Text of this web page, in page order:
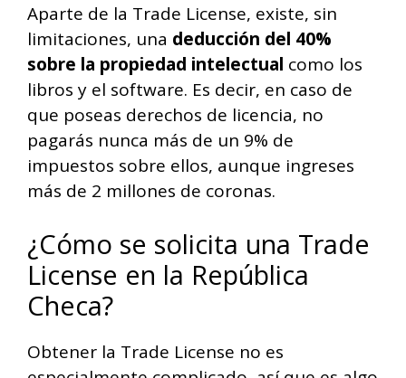
Aparte de la Trade License, existe, sin
limitaciones, una deducción del 40%
sobre la propiedad intelectual como los
libros y el software. Es decir, en caso de
que poseas derechos de licencia, no
pagarás nunca más de un 9% de
impuestos sobre ellos, aunque ingreses
más de 2 millones de coronas.
¿Cómo se solicita una Trade
License en la República
Checa?
Obtener la Trade License no es